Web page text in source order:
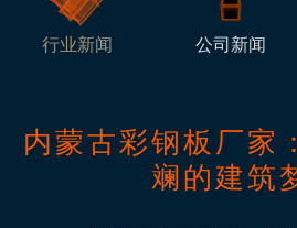
行业新闻 公司新闻
内蒙古彩钢板厂家
斓的建筑